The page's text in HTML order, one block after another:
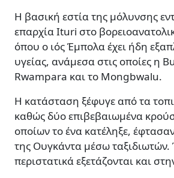
Η βασική εστία της μόλυνσης
επαρχία Ituri στο
όπου ο ιός Έμπολα έχει ήδη
υγείας, ανάμεσα στις οποίες η
Rwampara και το Mongbwalu.
Η κατάσταση ξέφυγε από τα
καθώς δύο επιβεβαιωμένα
οποίων το ένα κατέληξε,
της Ουγκάντα μέσω
περιστατικά εξετάζονται και